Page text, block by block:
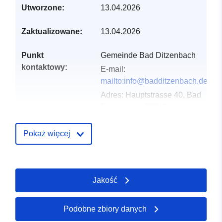
Utworzone: 13.04.2026
Zaktualizowane: 13.04.2026
Punkt
kontaktowy:
Gemeinde Bad Ditzenbach
E-mail:
mailto:info@badditzenbach.de
Adres: Hauptstrasse 40, Bad
Zapis katalogu: Dodany do data.europa.eu: 02
May 2026
Zaktualizowano dane.europa.eu:
25 July 2026
Pokaż więcej
Jakość
Podobne zbiory danych